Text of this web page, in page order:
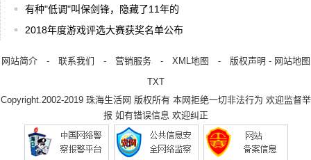
有种"低调"叫保剑锋，隐藏了11年的
2018年度游戏评选大赛获奖名单公布
网站简介- 联系我们 - 营销服务- XML地图 - 版权声明 - 网站地图
TXT
Copyright.2002-2019 珠海生活网 版权所有 本网拒绝一切非法行为 欢迎监督举
报 如有错误信息 欢迎纠正